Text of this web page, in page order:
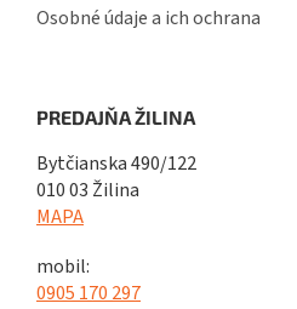
Osobné údaje a ich ochrana
PREDAJŇA ŽILINA
Bytčianska 490/122
010 03 Žilina
MAPA
mobil:
0905 170 297